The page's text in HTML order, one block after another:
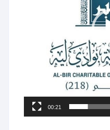
00:21